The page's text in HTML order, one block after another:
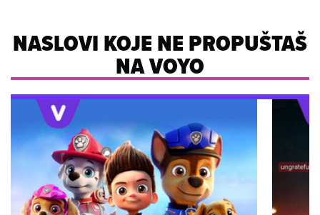
NASLOVI KOJE NE PROPUŠTAŠ
NA VOYO